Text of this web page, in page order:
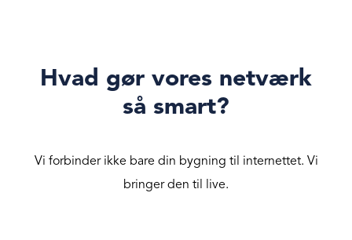
Hvad gør vores netværk
så smart?
Vi forbinder ikke bare din bygning til internettet. Vi
bringer den til live.